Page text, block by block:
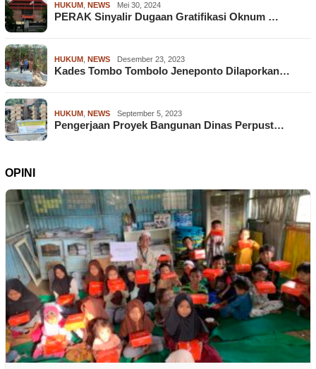
HUKUM NEWS Mei 30, 2024
PERAK Sinyalir Dugaan Gratifikasi Oknum …
HUKUM NEWS Desember 23, 2023
Kades Tombo Tombolo Jeneponto Dilaporkan…
HUKUM NEWS September 5, 2023
Pengerjaan Proyek Bangunan Dinas Perpust…
OPINI